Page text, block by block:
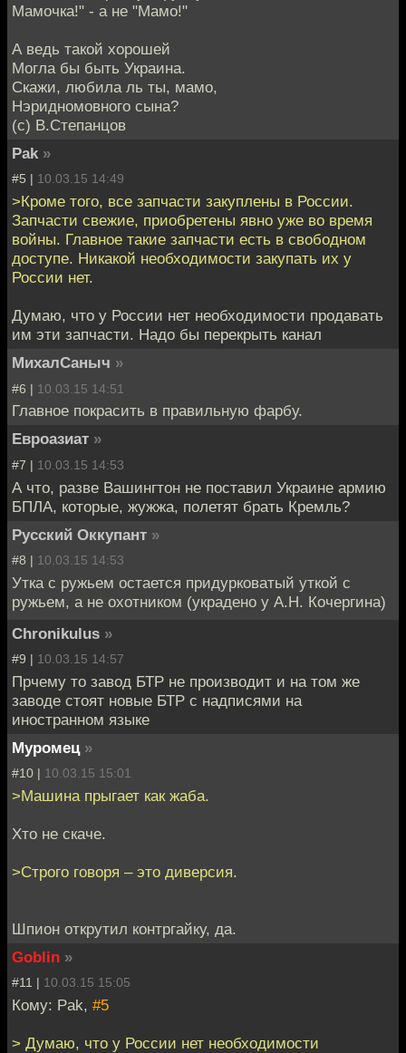
Мамочка!" - а не "Мамо!"
А ведь такой хорошей
Могла бы быть Украина.
Скажи, любила ль ты, мамо,
Нэридномовного сына?
(с) В.Степанцов
Pak »
#5 | 10.03.15 14:49
>Кроме того, все запчасти закуплены в России.
Запчасти свежие, приобретены явно уже во время
войны. Главное такие запчасти есть в свободном
доступе. Никакой необходимости закупать их у
России нет.
Думаю, что у России нет необходимости продавать
им эти запчасти. Надо бы перекрыть канал
МихалСаныч »
#6 | 10.03.15 14:51
Главное покрасить в правильную фарбу.
Евроазиат »
#7 | 10.03.15 14:53
А что, разве Вашингтон не поставил Украине армию
БПЛА, которые, жужжа, полетят брать Кремль?
Русский Оккупант »
#8 | 10.03.15 14:53
Утка с ружьем остается придурковатый уткой с
ружьем, а не охотником (украдено у А.Н. Кочергина)
Chronikulus »
#9 | 10.03.15 14:57
Прчему то завод БТР не производит и на том же
заводе стоят новые БТР с надписями на
иностранном языке
Муромец »
#10 | 10.03.15 15:01
>Машина прыгает как жаба.
Хто не скаче.
>Строго говоря – это диверсия.
Шпион открутил контргайку, да.
Goblin »
#11 | 10.03.15 15:05
Кому: Pak, #5
> Думаю, что у России нет необходимости